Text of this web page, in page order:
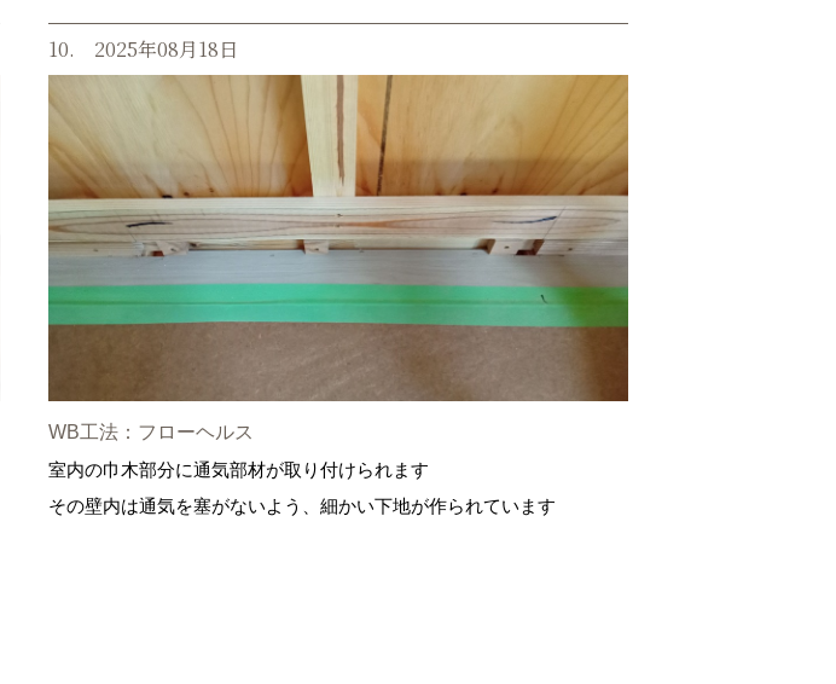
10. 2025年08月18日
WB工法：フローヘルス
室内の巾木部分に通気部材が取り付けられます
その壁内は通気を塞がないよう、細かい下地が作られています